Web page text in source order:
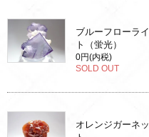
ブルーフローライ
ト（蛍光）
0円(内税)
SOLD OUT
オレンジガーネッ